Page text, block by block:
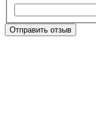
Отправить отзыв